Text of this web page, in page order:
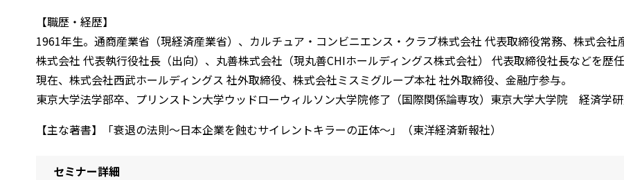
【職歴・経歴】
1961年生。通商産業省（現経済産業省）、カルチュア・コンビニエンス・クラブ株式会社 代表取締役常務、株式会
株式会社 代表執行役社長（出向）、丸善株式会社（現丸善CHIホールディングス株式会社） 代表取締役社長などを歴
現在、株式会社西武ホールディングス 社外取締役、株式会社ミスミグループ本社 社外取締役、金融庁参与。
東京大学法学部卒、プリンストン大学ウッドローウィルソン大学院修了（国際関係論専攻）東京大学大学院 経済学
【主な著書】「衰退の法則～日本企業を蝕むサイレントキラーの正体～」（東洋経済新報社）
セミナー詳細